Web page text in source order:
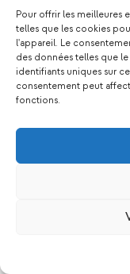
Pour offrir les meilleures
telles que les cookies
l'appareil. Le
des données telles que
identifiants uniques sur
consentement peut
fonctions.